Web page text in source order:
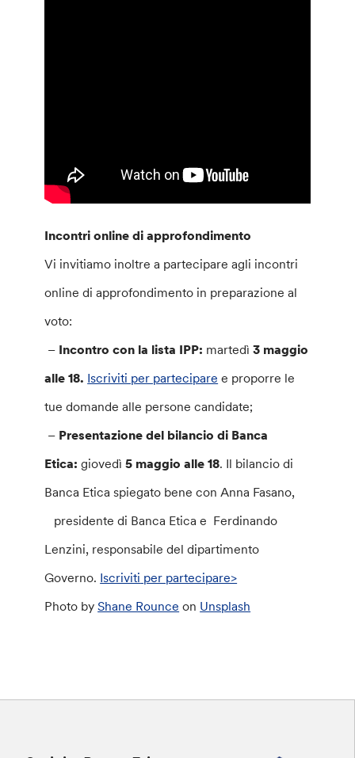
Incontri online di approfondimento
Vi invitiamo inoltre a partecipare agli incontri
online di approfondimento in preparazione al
voto:
– Incontro con la lista IPP: martedì3 maggio
alle 18. Iscriviti per partecipare e proporre le
tue domande alle persone candidate;
– Presentazione del bilancio di Banca
Etica: giovedì5 maggio alle 18. Il bilancio di
Banca Etica spiegato bene con Anna Fasano,
presidente di Banca Etica e Ferdinando
Lenzini, responsabile del dipartimento
Governo. Iscriviti per partecipare>
Photo byShane Rounce on Unsplash